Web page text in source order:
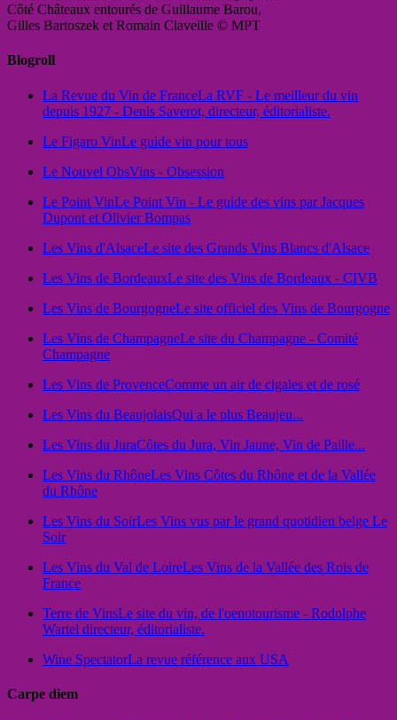
Côté Châteaux entourés de Guillaume Barou,
Gilles Bartoszek et Romain Claveille © MPT
Blogroll
La Revue du Vin de FranceLa RVF - Le meilleur du vin
depuis 1927 - Denis Saverot, directeur, éditorialiste.
Le Figaro VinLe guide vin pour tous
Le Nouvel ObsVins - Obsession
Le Point VinLe Point Vin - Le guide des vins par Jacques
Dupont et Olivier Bompas
Les Vins d'AlsaceLe site des Grands Vins Blancs d'Alsace
Les Vins de BordeauxLe site des Vins de Bordeaux - CIVB
Les Vins de BourgogneLe site officiel des Vins de Bourgogne
Les Vins de ChampagneLe site du Champagne - Comité
Champagne
Les Vins de ProvenceComme un air de cigales et de rosé
Les Vins du BeaujolaisQui a le plus Beaujeu...
Les Vins du JuraCôtes du Jura, Vin Jaune, Vin de Paille...
Les Vins du RhôneLes Vins Côtes du Rhône et de la Vallée
du Rhône
Les Vins du SoirLes Vins vus par le grand quotidien belge Le
Soir
Les Vins du Val de LoireLes Vins de la Vallée des Rois de
France
Terre de VinsLe site du vin, de l'oenotourisme - Rodolphe
Wartel directeur, éditorialiste.
Wine SpectatorLa revue référence aux USA
Carpe diem